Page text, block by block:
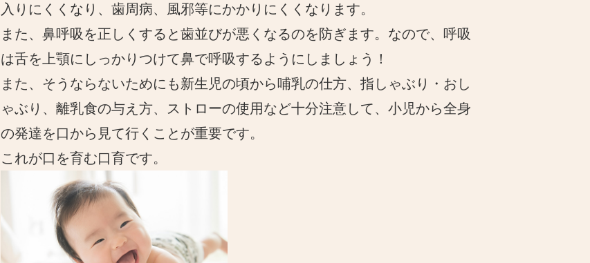
入りにくくなり、歯周病、風邪等にかかりにくくなります。
また、鼻呼吸を正しくすると歯並びが悪くなるのを防ぎます。なので、呼吸
は舌を上顎にしっかりつけて鼻で呼吸するようにしましょう！
また、そうならないためにも新生児の頃から哺乳の仕方、指しゃぶり・おし
ゃぶり、離乳食の与え方、ストローの使用など十分注意して、小児から全身
の発達を口から見て行くことが重要です。
これが口を育む口育です。